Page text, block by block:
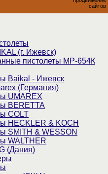
сайтов
(г. Ижевск)
пистолеты МР-654К
Baikal - Ижевск
(Германия)
UMAREX
BERETTA
COLT
HECKLER & KOCH
SMITH & WESSON
WALTHER
(Дания)